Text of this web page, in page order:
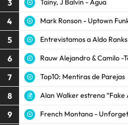
3 Tainy, J Balvin - Agua
4 Mark Ronson - Uptown
5 Entrevistamos a Aldo Ranks
6 Rauw Alejandro & Camilo -
7 Top10: Mentiras de Parejas
8 Alan Walker estrena “Fake
9 French Montana -